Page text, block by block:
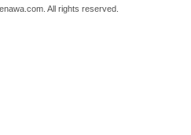
All rights reserved.